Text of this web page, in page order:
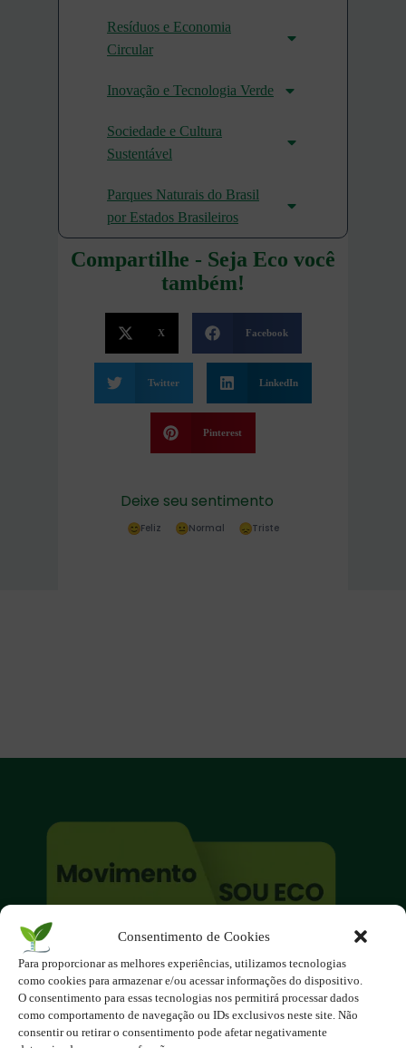
Consentimento de Cookies
Para proporcionar as melhores experiências, utilizamos tecnologias
como cookies para armazenar e/ou acessar informações do dispositivo.
O consentimento para essas tecnologias nos permitirá processar dados
como comportamento de navegação ou IDs exclusivos neste site. Não
consentir ou retirar o consentimento pode afetar negativamente
Resíduos e Economia
Circular
Inovação e Tecnologia Verde
Sociedade e Cultura
Sustentável
Parques Naturais do Brasil
por Estados Brasileiros
Compartilhe - Seja Eco você
também!
X Facebook
Twitter LinkedIn
Pinterest
Deixe seu sentimento
Feliz Normal Triste
O site é um movimento ambientalista!
Participe você também!
Podemos fazer muito
se nos unirmos!